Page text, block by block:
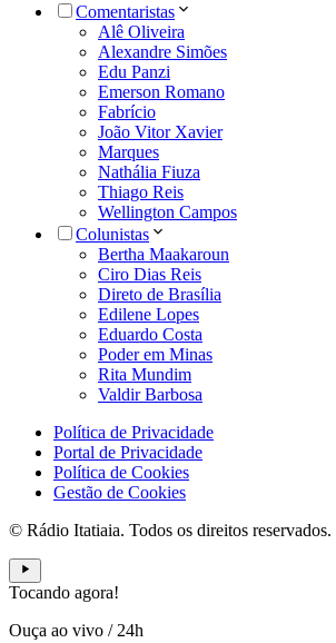
Comentaristas
Alê Oliveira
Alexandre Simões
Edu Panzi
Emerson Romano
Fabrício
João Vitor Xavier
Marques
Nathália Fiuza
Thiago Reis
Wellington Campos
Colunistas
Bertha Maakaroun
Ciro Dias Reis
Direto de Brasília
Edilene Lopes
Eduardo Costa
Poder em Minas
Rita Mundim
Valdir Barbosa
Política de Privacidade
Portal de Privacidade
Política de Cookies
Gestão de Cookies
© Rádio Itatiaia. Todos os direitos reservados.
Tocando agora!
Ouça ao vivo / 24h